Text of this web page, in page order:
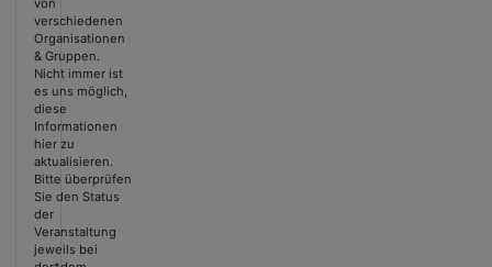
verschiedenen
Organisationen
& Gruppen.
Nicht immer ist
es uns möglich,
diese
Informationen
hier zu
aktualisieren.
Bitte überprüfen
Sie den Status
der
Veranstaltung
jeweils bei